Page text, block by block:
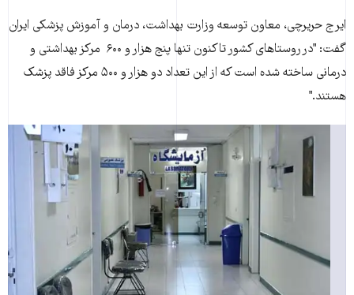
ايرج حريرچی، معاون توسعه وزارت بهداشت، درمان و آموزش پزشکی ايران
گفت: "در روستاهای کشور تاکنون تنها پنج هزار و ۶۰۰ مرکز بهداشتی و
درمانی ساخته شده است که از اين تعداد دو هزار و ۵۰۰ مرکز فاقد پزشک
هستند."